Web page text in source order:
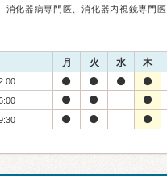
消化器病専門医、消化器内視鏡専門医
月 火 水 木